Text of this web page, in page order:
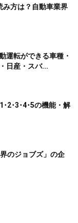
み方は？自動車業界
運転ができる車種・
日産・スバ...
･2･3･4･5の機能・解
のジョブズ」の企